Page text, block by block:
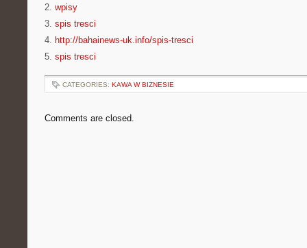
2. wpisy
3. spis tresci
4. http://bahainews-uk.info/spis-tresci
5. spis tresci
CATEGORIES: KAWA W BIZNESIE
Comments are closed.